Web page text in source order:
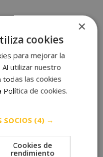
×
cookies
para mejorar la
Al utilizar nuestro
las cookies
de cookies.
SOCIOS (4) →
Cookies de
rendimiento